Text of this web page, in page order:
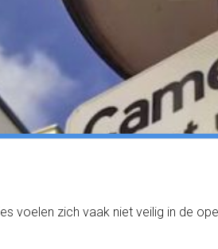
zich vaak niet veilig in de